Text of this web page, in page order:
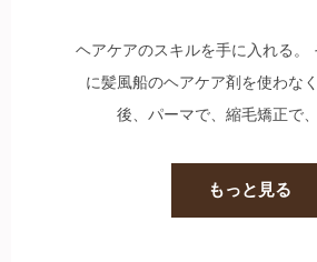
ヘアケアのスキルを手に入れる。
に髪風船のヘアケア剤を使わな
後、パーマで、縮毛矯正で
もっと見る